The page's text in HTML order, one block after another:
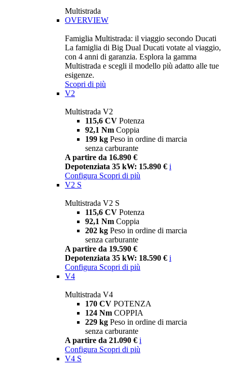
Multistrada
OVERVIEW
Famiglia Multistrada: il viaggio secondo Ducati
La famiglia di Big Dual Ducati votate al viaggio,
con 4 anni di garanzia. Esplora la gamma
Multistrada e scegli il modello più adatto alle tue
esigenze.
Scopri di più
V2
Multistrada V2
115,6 CV Potenza
92,1 Nm Coppia
199 kg Peso in ordine di marcia
senza carburante
A partire da 16.890 €
Depotenziata 35 kW: 15.890 € i
Configura Scopri di più
V2 S
Multistrada V2 S
115,6 CV Potenza
92,1 Nm Coppia
202 kg Peso in ordine di marcia
senza carburante
A partire da 19.590 €
Depotenziata 35 kW: 18.590 € i
Configura Scopri di più
V4
Multistrada V4
170 CV POTENZA
124 Nm COPPIA
229 kg Peso in ordine di marcia
senza carburante
A partire da 21.090 € i
Configura Scopri di più
V4 S